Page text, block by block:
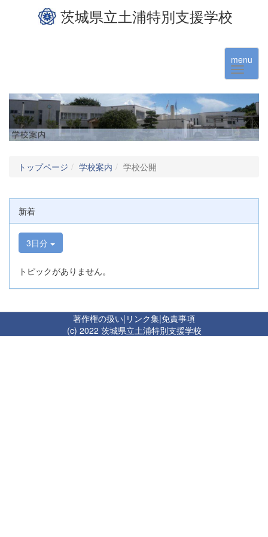
茨城県立土浦特別支援学校
menu
トップページ 学校案内 学校公開
新着
3日分
トピックがありません。
著作権の扱い| リンク集|免責事項
(c) 2022 茨城県立土浦特別支援学校